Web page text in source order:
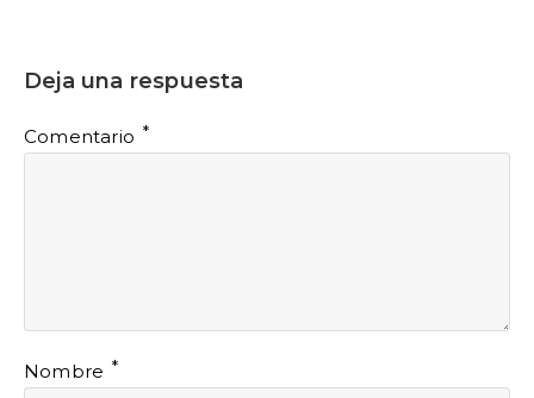
Deja una respuesta
Comentario *
Nombre *